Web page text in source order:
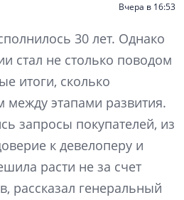
Вчера в 16:53
30 лет. Однако
стал не столько поводом
итоги, сколько
этапами развития.
запросы покупателей, из
к девелоперу и
расти не за счет
рассказал генеральный